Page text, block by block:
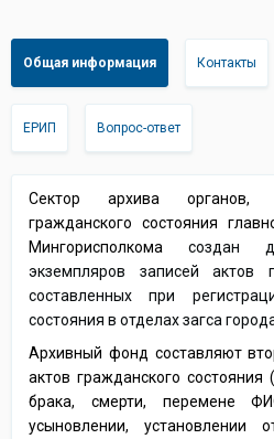
Общая информация Контакты
ЕРИП Вопрос-ответ
Сектор архива органов,
гражданского состояния
Мингорисполкома
создан
экземпляров записей актов
составленных при
состояния в отделах загса
Архивный фонд составляют
актов гражданского
брака, смерти, перемене
усыновлении, установлении